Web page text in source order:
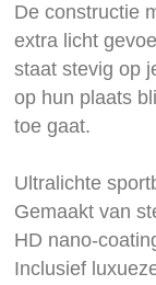
De constructie
extra licht
staat stevig op
op hun plaats
toe gaat.
Ultralichte
Gemaakt van
HD nano-
Inclusief